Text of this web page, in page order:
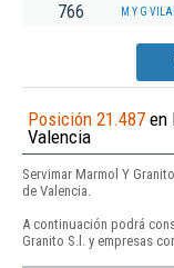
766 M Y G
Posición 21.487 en
Valencia
Servimar Marmol Y
de Valencia.
A continuación podrá
Granito S.l. y empresas